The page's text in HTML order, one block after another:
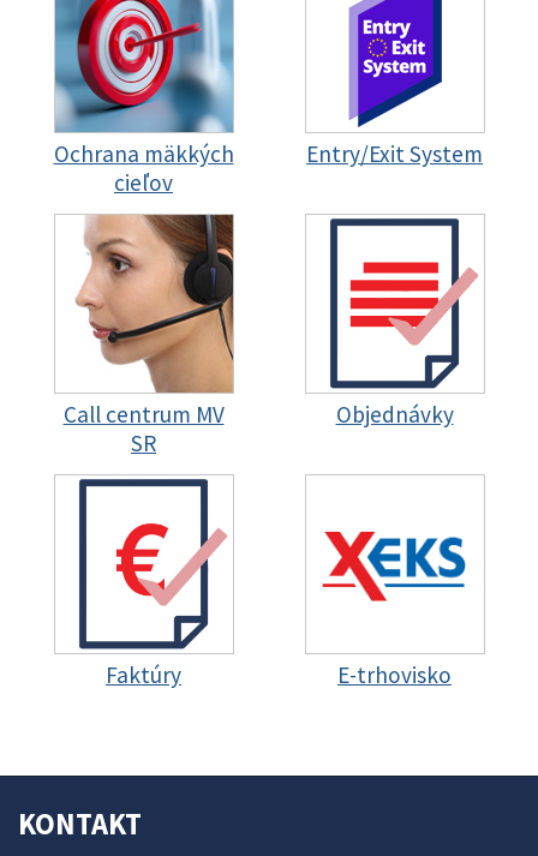
Ochrana mäkkých
cieľov
Entry/Exit System
Call centrum MV
SR
Objednávky
Faktúry E-trhovisko
KONTAKT